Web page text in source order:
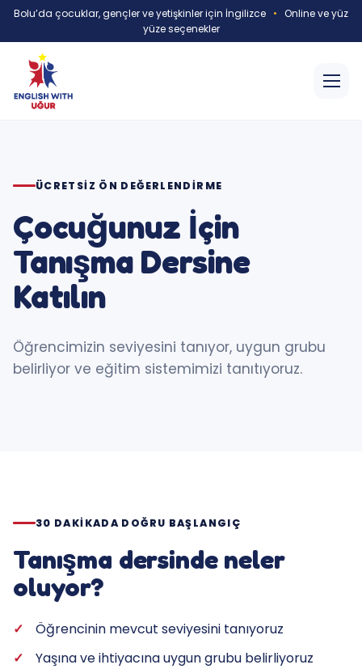
Bolu’da çocuklar, gençler ve yetişkinler için İngilizce • Online ve yüz
yüze seçenekler
ÜCRETSIZ ÖN DEĞERLENDIRME
Çocuğunuz İçin
Tanışma Dersine
Katılın
Öğrencimizin seviyesini tanıyor, uygun grubu
belirliyor ve eğitim sistemimizi tanıtıyoruz.
30 DAKIKADA DOĞRU BAŞLANGIÇ
Tanışma dersinde neler
oluyor?
Öğrencinin mevcut seviyesini tanıyoruz
Yaşına ve ihtiyacına uygun grubu belirliyoruz